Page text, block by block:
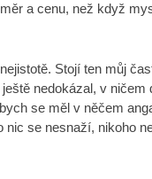
a cenu, než když
Stojí ten můj
nedokázal, v ničem
se měl v něčem
se nesnaží, nikoho